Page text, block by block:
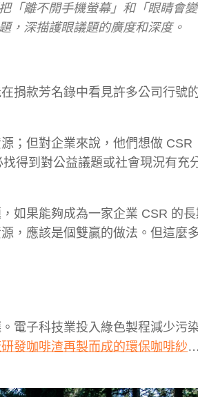
「離不開手機螢幕」和「眼睛會
，深描護眼議題的廣度和深度。
捐款芳名錄中看見許多公司行號
；但對企業來說，他們想做 CSR
得到對公益議題或社會現況有充
果能夠成為一家企業 CSR 的
，應該是個雙贏的做法。但這麼
電子科技業投入綠色製程減少污
發咖啡渣再製而成的環保咖啡紗